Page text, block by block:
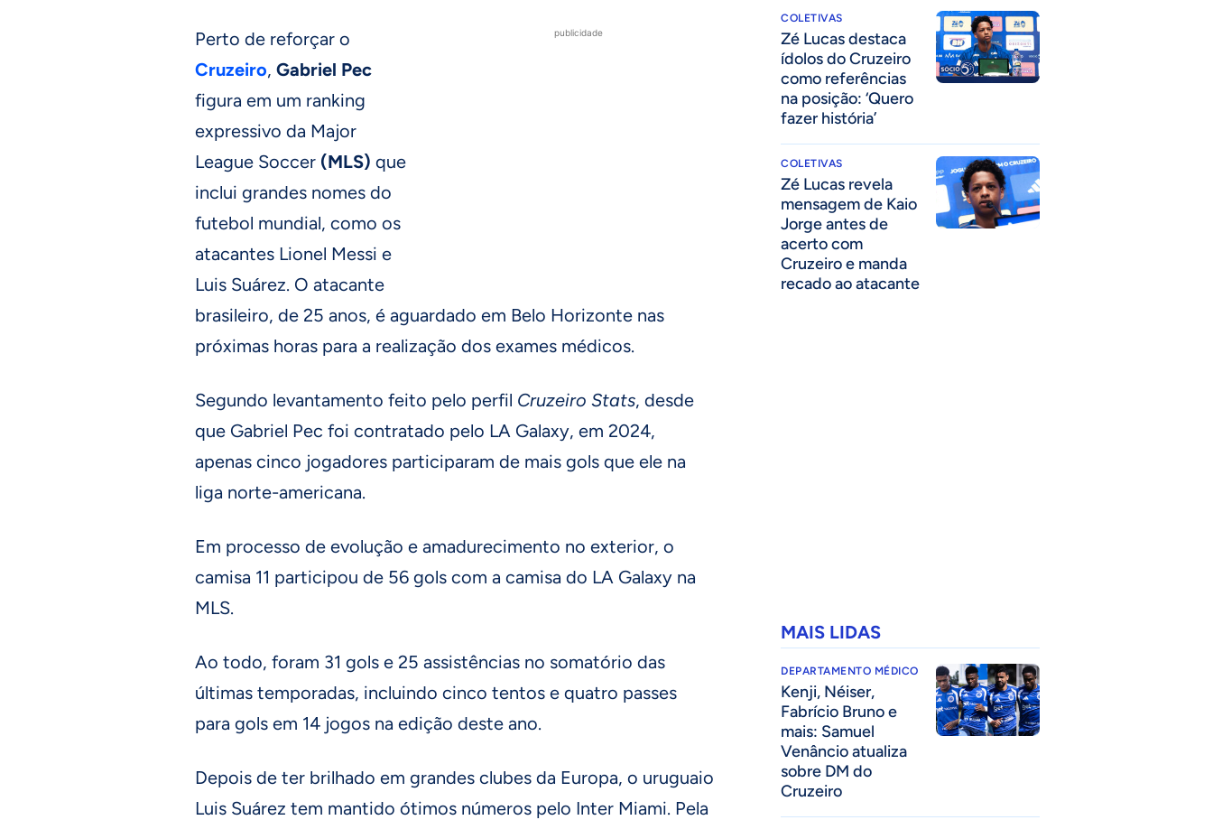
publicidade
Perto de reforçar o
Cruzeiro, Gabriel Pec
figura em um ranking
expressivo da Major
League Soccer (MLS) que
inclui grandes nomes do
futebol mundial, como os
atacantes Lionel Messi e
Luis Suárez. O atacante
brasileiro, de 25 anos, é aguardado em Belo Horizonte nas
próximas horas para a realização dos exames médicos.
Segundo levantamento feito pelo perfil Cruzeiro Stats, desde
que Gabriel Pec foi contratado pelo LA Galaxy, em 2024,
apenas cinco jogadores participaram de mais gols que ele na
liga norte-americana.
Em processo de evolução e amadurecimento no exterior, o
camisa 11 participou de 56 gols com a camisa do LA Galaxy na
MLS.
Ao todo, foram 31 gols e 25 assistências no somatório das
últimas temporadas, incluindo cinco tentos e quatro passes
para gols em 14 jogos na edição deste ano.
Depois de ter brilhado em grandes clubes da Europa, o uruguaio
Luis Suárez tem mantido ótimos números pelo Inter Miami. Pela
COLETIVAS
Zé Lucas destaca
ídolos do Cruzeiro
como referências
na posição: ‘Quero
fazer história’
COLETIVAS
Zé Lucas revela
mensagem de Kaio
Jorge antes de
acerto com
Cruzeiro e manda
recado ao atacante
MAIS LIDAS
DEPARTAMENTO MÉDICO
Kenji, Néiser,
Fabrício Bruno e
mais: Samuel
Venâncio atualiza
sobre DM do
Cruzeiro